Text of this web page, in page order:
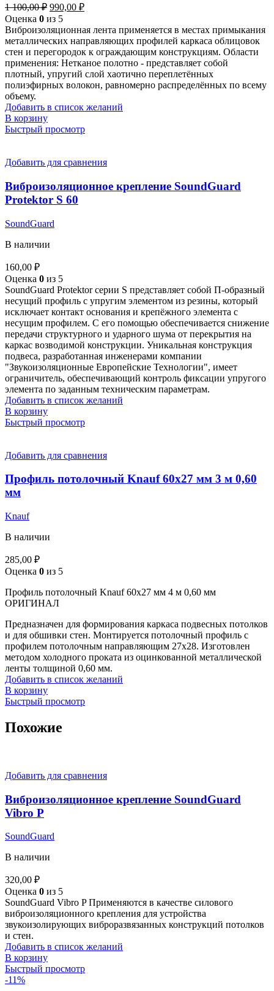
1 100,00₽ Первоначальная
цена
составляла
1
100,00 ₽.
990,00 ₽Текущая
990,00 ₽.
Оценка 0 из 5
Виброизоляционная лента применяется в местах примыкания
металлических направляющих профилей каркаса облицовок
стен и перегородок к ограждающим конструкциям. Области
применения: Нетканое полотно - представляет собой
плотный, упругий слой хаотично переплетённых
полиэфирных волокон, равномерно распределённых по всему
объему.
Добавить в список желаний
В корзину
Быстрый просмотр
Добавить для сравнения
Виброизоляционное крепление SoundGuard
Protektor S 60
SoundGuard
В наличии
160,00 ₽
Оценка 0 из 5
SoundGuard Protektor серии S представляет собой П-образный
несущий профиль с упругим элементом из резины, который
исключает контакт основания и крепёжного элемента с
несущим профилем. С его помощью обеспечивается снижение
передачи структурного и ударного шума от перекрытия на
каркас возводимой конструкции. Уникальная конструкция
подвеса, разработанная инженерами компании
"Звукоизоляционные Европейские Технологии", имеет
ограничитель, обеспечивающий контроль фиксации упругого
элемента по заданным техническим параметрам.
Добавить в список желаний
В корзину
Быстрый просмотр
Добавить для сравнения
Профиль потолочный Knauf 60х27 мм 3 м 0,60
мм
Knauf
В наличии
285,00 ₽
Оценка 0 из 5
Профиль потолочный Knauf 60х27 мм 4 м 0,60 мм
ОРИГИНАЛ
Предназначен для формирования каркаса подвесных потолков
и для обшивки стен. Монтируется потолочный профиль с
профилем потолочным направляющим 27х28. Изготовлен
методом холодного проката из оцинкованной металлической
ленты толщиной 0,60 мм.
Добавить в список желаний
В корзину
Быстрый просмотр
Похожие
Добавить для сравнения
Виброизоляционное крепление SoundGuard
Vibro P
SoundGuard
В наличии
320,00 ₽
Оценка 0 из 5
SoundGuard Vibro P Применяются в качестве силового
виброизоляционного крепления для устройства
звукоизолирующих виброразвязанных конструкций потолков
и стен.
Добавить в список желаний
В корзину
Быстрый просмотр
-11%